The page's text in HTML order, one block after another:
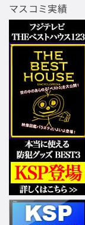
マスコミ実績